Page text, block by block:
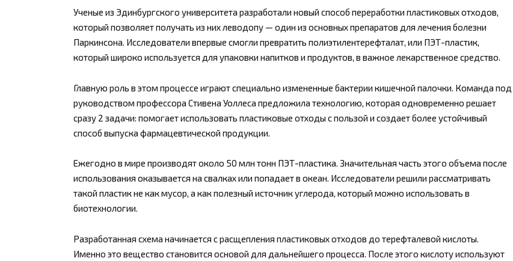
Ученые из Эдинбургского университета разработали новый способ переработки пластиковых отходов,
который позволяет получать из них леводопу — один из основных препаратов для лечения болезни
Паркинсона. Исследователи впервые смогли превратить полиэтилентерефталат, или ПЭТ-пластик,
который широко используется для упаковки напитков и продуктов, в важное лекарственное средство.
Главную роль в этом процессе играют специально измененные бактерии кишечной палочки. Команда под
руководством профессора Стивена Уоллеса предложила технологию, которая одновременно решает
сразу 2 задачи: помогает использовать пластиковые отходы с пользой и создает более устойчивый
способ выпуска фармацевтической продукции.
Ежегодно в мире производят около 50 млн тонн ПЭТ-пластика. Значительная часть этого объема после
использования оказывается на свалках или попадает в океан. Исследователи решили рассматривать
такой пластик не как мусор, а как полезный источник углерода, который можно использовать в
биотехнологии.
Разработанная схема начинается с расщепления пластиковых отходов до терефталевой кислоты.
Именно это вещество становится основой для дальнейшего процесса. После этого кислоту используют